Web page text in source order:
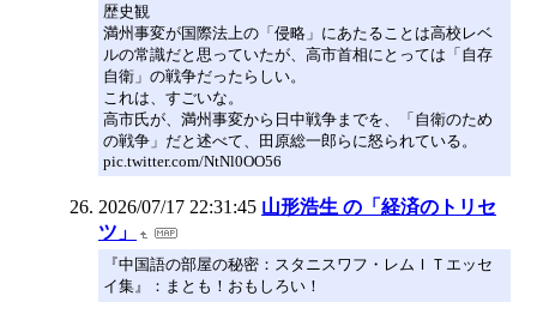
歴史観
満州事変が国際法上の「侵略」にあたることは高校レベ
ルの常識だと思っていたが、高市首相にとっては「自存
自衛」の戦争だったらしい。
これは、すごいな。
高市氏が、満州事変から日中戦争までを、「自衛のため
の戦争」だと述べて、田原総一郎らに怒られている。
pic.twitter.com/NtNl0OO56
2026/07/17 22:31:45 山形浩生 の「経済のトリセ
ツ」
『中国語の部屋の秘密：スタニスワフ・レムＩＴエッセ
イ集』：まとも！おもしろい！